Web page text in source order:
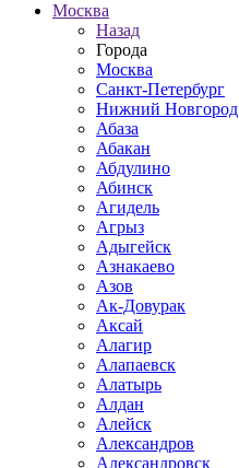
Москва
Назад
Города
Москва
Санкт-Петербург
Нижний Новгород
Абаза
Абакан
Абдулино
Абинск
Агидель
Агрыз
Адыгейск
Азнакаево
Азов
Ак-Довурак
Аксай
Алагир
Алапаевск
Алатырь
Алдан
Алейск
Александров
Александровск